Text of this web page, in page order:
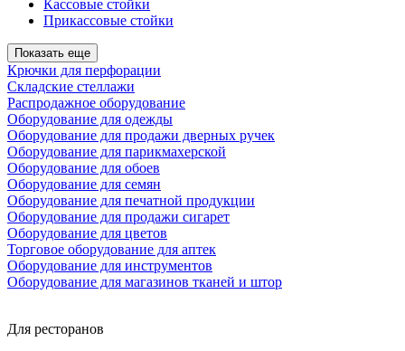
Кассовые стойки
Прикассовые стойки
Показать еще
Крючки для перфорации
Складские стеллажи
Распродажное оборудование
Оборудование для одежды
Оборудование для продажи дверных ручек
Оборудование для парикмахерской
Оборудование для обоев
Оборудование для семян
Оборудование для печатной продукции
Оборудование для продажи сигарет
Оборудование для цветов
Торговое оборудование для аптек
Оборудование для инструментов
Оборудование для магазинов тканей и штор
Для ресторанов